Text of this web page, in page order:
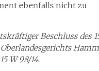
ebenfalls nicht zu
Beschluss des
W 98/14.